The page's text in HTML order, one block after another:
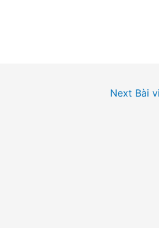
Next Bài